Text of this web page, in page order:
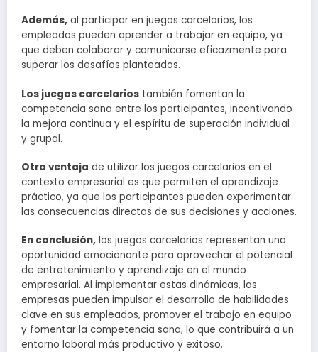
Además, al participar en juegos carcelarios, los
empleados pueden aprender a trabajar en equipo, ya
que deben colaborar y comunicarse eficazmente para
superar los desafíos planteados.
Los juegos carcelarios también fomentan la
competencia sana entre los participantes, incentivando
la mejora continua y el espíritu de superación individual
y grupal.
Otra ventaja de utilizar los juegos carcelarios en el
contexto empresarial es que permiten el aprendizaje
práctico, ya que los participantes pueden experimentar
las consecuencias directas de sus decisiones y acciones.
En conclusión, los juegos carcelarios representan una
oportunidad emocionante para aprovechar el potencial
de entretenimiento y aprendizaje en el mundo
empresarial. Al implementar estas dinámicas, las
empresas pueden impulsar el desarrollo de habilidades
clave en sus empleados, promover el trabajo en equipo
y fomentar la competencia sana, lo que contribuirá a un
entorno laboral más productivo y exitoso.